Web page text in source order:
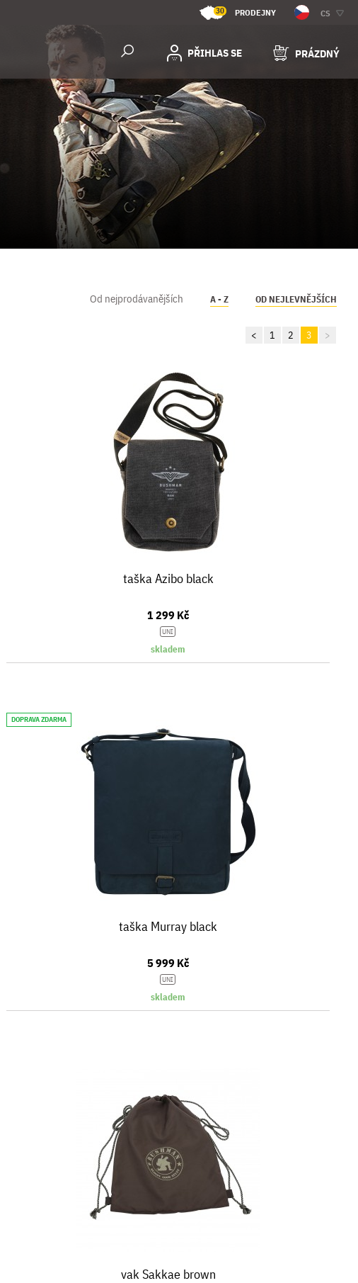
30 PRODEJNY CS
PŘIHLAS SE PRÁZDNÝ
Od nejprodávanějších A - Z OD NEJLEVNĚJŠÍCH
< 1 2 3 >
taška Azibo black
1 299 Kč
UNI
skladem
DOPRAVA ZDARMA
taška Murray black
5 999 Kč
UNI
skladem
vak Sakkae brown